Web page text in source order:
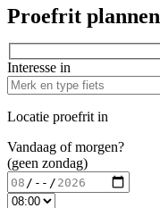
Proefrit plannen
Interesse in
Locatie proefrit in
Vandaag of morgen?
(geen zondag)